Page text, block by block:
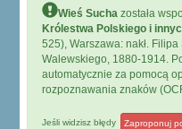
Wieś Sucha została
Królestwa Polskiego i
525), Warszawa: nakł.
Walewskiego, 1880-1914.
automatycznie za pomocą
rozpoznawania znaków
Jeśli widzisz błędy Zaproponuj